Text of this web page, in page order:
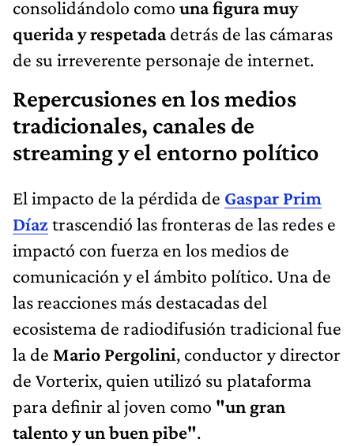
consolidándolo como una figura muy
querida y respetadadetrás de las cámaras
de su irreverente personaje de internet.
Repercusiones en los medios
tradicionales, canales de
streaming y el entorno político
El impacto de la pérdida de Gaspar Prim
Díaztrascendió las fronteras de las redes e
impactó con fuerza en los medios de
comunicación y el ámbito político. Una de
las reacciones más destacadas del
ecosistema de radiodifusión tradicional fue
la de Mario Pergolini, conductor y director
de Vorterix, quien utilizó su plataforma
para definir al joven como "un gran
talento y un buen pibe".